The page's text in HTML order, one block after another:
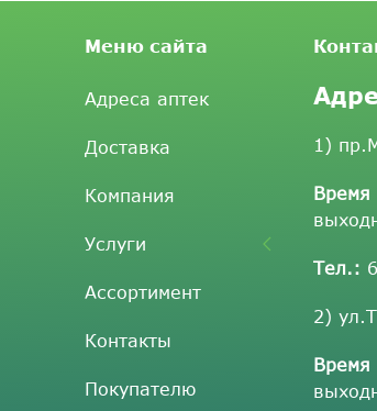
Меню сайта
Адреса аптек
Доставка
Компания
Услуги
Ассортимент
Контакты
Покупателю
1)
Время
Тел.:
2)
Время